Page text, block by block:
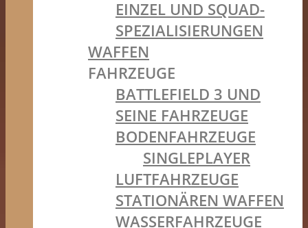
EINZEL UND SQUAD-
SPEZIALISIERUNGEN
WAFFEN
FAHRZEUGE
BATTLEFIELD 3 UND
SEINE FAHRZEUGE
BODENFAHRZEUGE
SINGLEPLAYER
LUFTFAHRZEUGE
STATIONÄREN WAFFEN
WASSERFAHRZEUGE